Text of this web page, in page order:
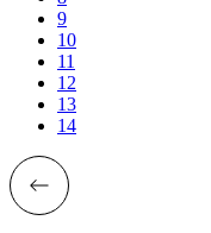
9
10
11
12
13
14